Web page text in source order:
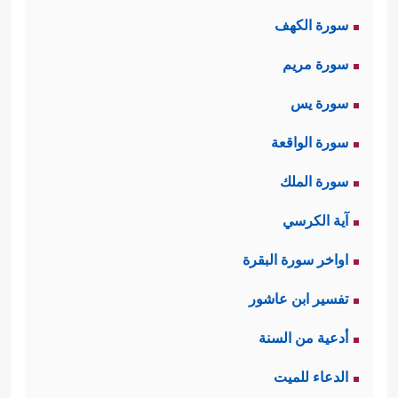
﴿٣﴾
وَٱلَّیۡلِ إِذَا یَغۡشَىٰهَا
وَٱلۡأَرۡضِ وَمَا طَحَىٰهَا
﴿قَدۡ أَفۡلَحَ مَن زَكَّىٰهَا ﭴوَقَدۡ خَابَ مَن دَسَّىٰهَا﴾
سورة الكهف
سورة مريم
سورة يس
سورة الواقعة
سورة الملك
آية الكرسي
اواخر سورة البقرة
تفسير ابن عاشور
أدعية من السنة
الدعاء للميت